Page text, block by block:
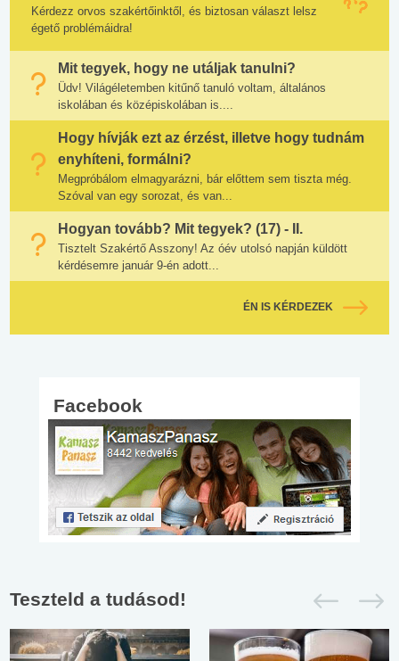
Kérdezz orvos szakértőinktől, és biztosan választ lelsz
égető problémáidra!
Mit tegyek, hogy ne utáljak tanulni?
Üdv! Világéletemben kitűnő tanuló voltam, általános
iskolában és középiskolában is....
Hogy hívják ezt az érzést, illetve hogy tudnám
enyhíteni, formálni?
Megpróbálom elmagyarázni, bár előttem sem tiszta még.
Szóval van egy sorozat, és van...
Hogyan tovább? Mit tegyek? (17) - II.
Tisztelt Szakértő Asszony! Az óév utolsó napján küldött
kérdésemre január 9-én adott...
ÉN IS KÉRDEZEK
Facebook
Teszteld a tudásod!